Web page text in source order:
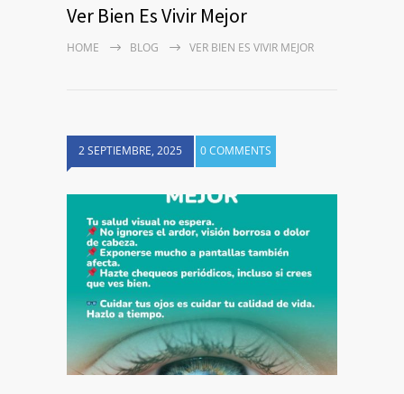
Ver Bien Es Vivir Mejor
HOME BLOG VER BIEN ES VIVIR MEJOR
2 SEPTIEMBRE, 2025 0 COMMENTS